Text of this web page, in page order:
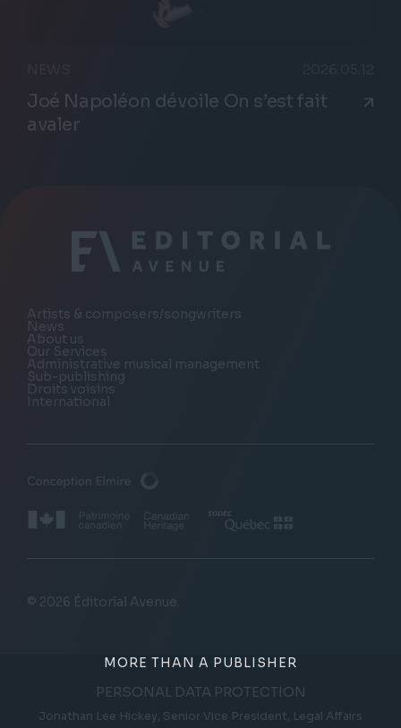
Joé Napoléon dévoile On s’est fait
avaler
Artists & composers/songwriters
News
About us
Our Services
Administrative musical management
Sub-publishing
Droits voisins
International
© 2026 Éditorial Avenue.
PERSONAL DATA PROTECTION
Jonathan Lee Hickey, Senior Vice President, Legal Affairs
MORE THAN A PUBLISHER